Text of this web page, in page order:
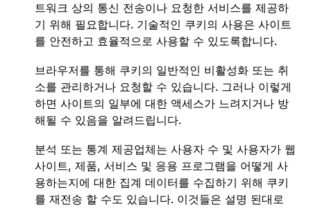
트워크 상의 통신 전송이나 요청한 서비스를 제공하
기 위해 필요합니다. 기술적인 쿠키의 사용은 사이트
를 안전하고 효율적으로 사용할 수 있도록합니다.
브라우저를 통해 쿠키의 일반적인 비활성화 또는 취
소를 관리하거나 요청할 수 있습니다. 그러나 이렇게
하면 사이트의 일부에 대한 액세스가 느려지거나 방
해될 수 있음을 알려드립니다.
분석 또는 통계 제공업체는 사용자 수 및 사용자가 웹
사이트, 제품, 서비스 및 응용 프로그램을 어떻게 사
용하는지에 대한 집계 데이터를 수집하기 위해 쿠키
를 재전송 할 수도 있습니다. 이것들은 설명 된대로